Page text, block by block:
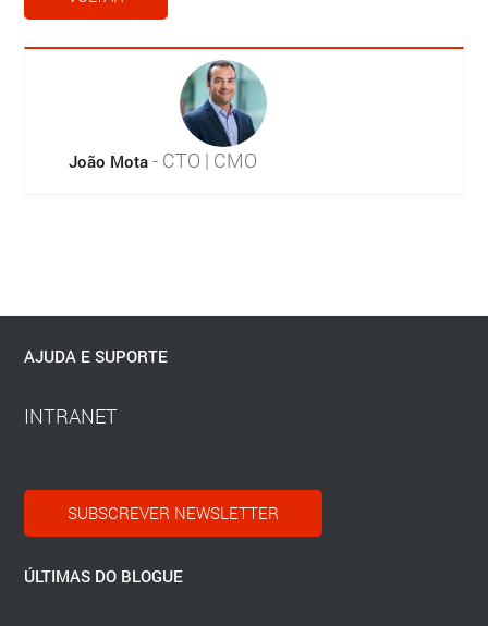
João Mota- CTO | CMO
AJUDA E SUPORTE
INTRANET
SUBSCREVER NEWSLETTER
ÚLTIMAS DO BLOGUE